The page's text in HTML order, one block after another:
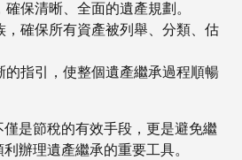
保清晰、全面的遺產規劃。
，確保所有資產被列舉、分類、估
的指引，使整個遺產繼承過程順暢
是節稅的有效手段，更是避免繼
辦理遺產繼承的重要工具。